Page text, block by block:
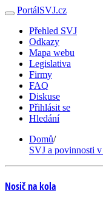
PortálSVJ.cz
Přehled SVJ
Odkazy
Mapa webu
Legislativa
Firmy
FAQ
Diskuse
Přihlásit se
Hledání
Domů/
SVJ a povinnosti
Nosič na kola